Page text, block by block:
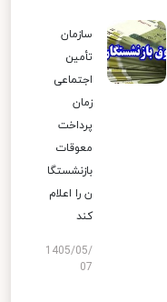
سازمان
تأمین
اجتماعی
زمان
پرداخت
معوقات
بازنشستگا
ن را اعلام
کند
1405/05/
07